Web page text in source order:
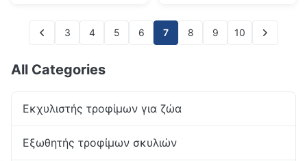
3 4 5 6 7 8 9 10
All Categories
Εκχυλιστής τροφίμων για ζώα
Εξωθητής τροφίμων σκυλιών